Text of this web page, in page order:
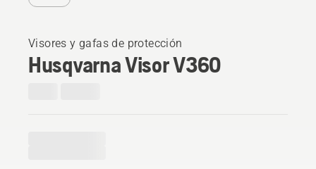
Visores y gafas de protección
Husqvarna Visor V360